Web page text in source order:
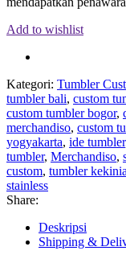
Add to wishlist
Kategori: Tumbler
tumbler bali, custom
custom tumbler bogor,
merchandiso, custom
yogyakarta, ide tumbler
tumbler, Merchandiso,
custom, tumbler
stainless
Share:
Deskripsi
Shipping &